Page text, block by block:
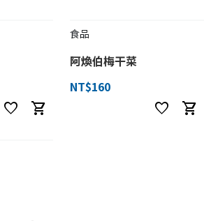
favorite shopping_cart
食品
阿煥伯梅干菜
NT$160
favorite shopping_cart